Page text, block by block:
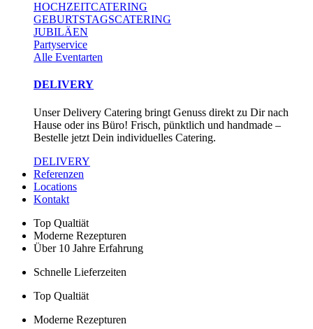
HOCHZEITCATERING
GEBURTSTAGSCATERING
JUBILÄEN
Partyservice
Alle Eventarten
DELIVERY
Unser Delivery Catering bringt Genuss direkt zu Dir nach
Hause oder ins Büro! Frisch, pünktlich und handmade –
Bestelle jetzt Dein individuelles Catering.
DELIVERY
Referenzen
Locations
Kontakt
Top Qualtiät
Moderne Rezepturen
Über 10 Jahre Erfahrung
Schnelle Lieferzeiten
Top Qualtiät
Moderne Rezepturen